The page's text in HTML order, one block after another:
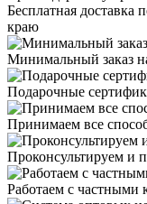
Бесплатная доставка
краю
Минимальный заказ
Подарочные
Принимаем все
Проконсультируем и
Работаем с частными